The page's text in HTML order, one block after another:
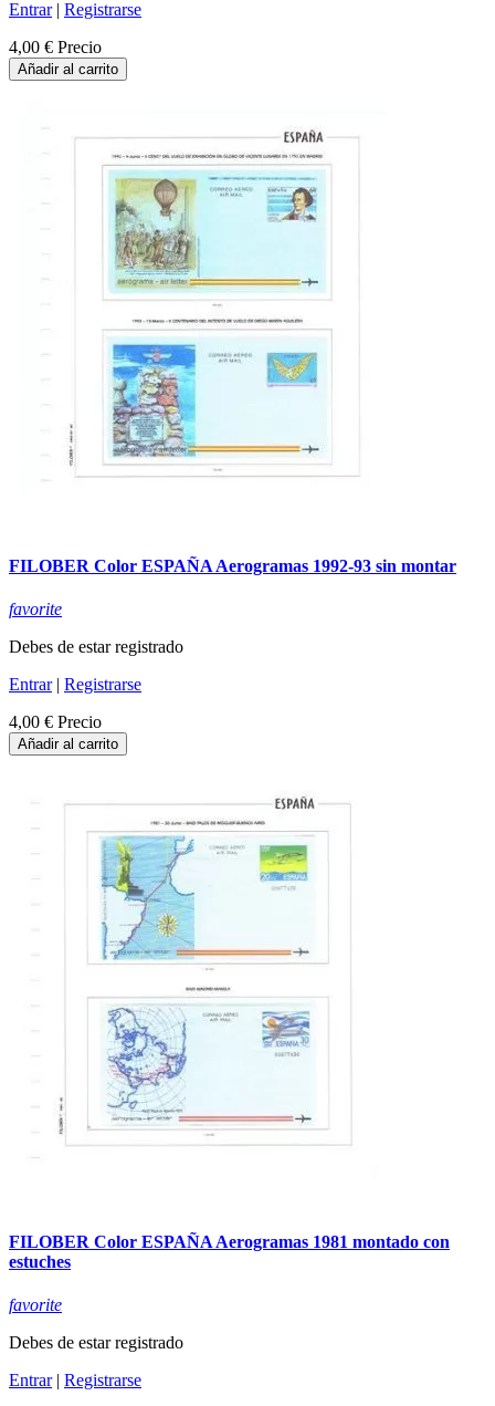
Entrar| Registrarse
4,00 € Precio
Añadir al carrito
FILOBER Color ESPAÑA Aerogramas 1992-93 sin montar
favorite
Debes de estar registrado
Entrar| Registrarse
4,00 € Precio
Añadir al carrito
FILOBER Color ESPAÑA Aerogramas 1981 montado con
estuches
favorite
Debes de estar registrado
Entrar| Registrarse